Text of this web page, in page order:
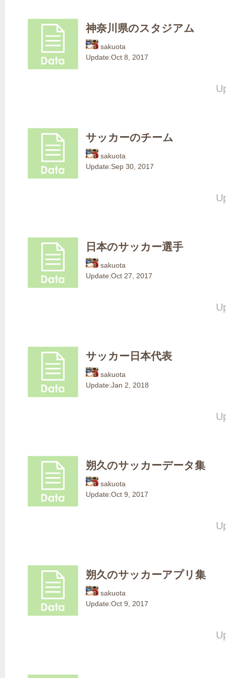
神奈川県のスタジアム
sakuota
Update:Oct 8, 2017
サッカーのチーム
sakuota
Update:Sep 30, 2017
日本のサッカー選手
sakuota
Update:Oct 27, 2017
サッカー日本代表
sakuota
Update:Jan 2, 2018
朔久のサッカーデータ集
sakuota
Update:Oct 9, 2017
朔久のサッカーアプリ集
sakuota
Update:Oct 9, 2017